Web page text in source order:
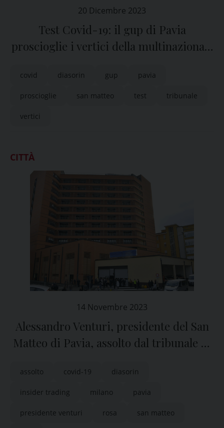
20 Dicembre 2023
Test Covid-19: il gup di Pavia
proscioglie i vertici della multinazionale
covid diasorin gup pavia
proscioglie san matteo test tribunale
vertici
CITTÀ
14 Novembre 2023
Alessandro Venturi, presidente del San
Matteo di Pavia, assolto dal tribunale di
assolto covid-19 diasorin
insider trading milano pavia
presidente venturi rosa san matteo